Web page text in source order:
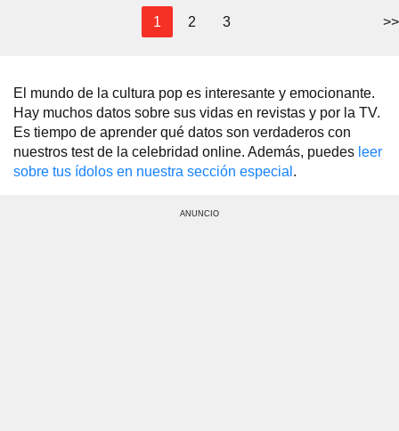
1 2 3 >>
El mundo de la cultura pop es interesante y emocionante.
Hay muchos datos sobre sus vidas en revistas y por la TV.
Es tiempo de aprender qué datos son verdaderos con
nuestros test de la celebridad online. Además, puedes leer
sobre tus ídolos en nuestra sección especial .
ANUNCIO